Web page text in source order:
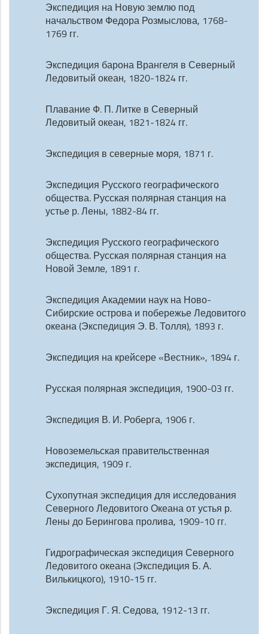
Экспедиция на Новую землю под
начальством Федора Розмыслова, 1768-
1769 гг.
Экспедиция барона Врангеля в Северный
Ледовитый океан, 1820-1824 гг.
Плавание Ф. П. Литке в Северный
Ледовитый океан, 1821-1824 гг.
Экспедиция в северные моря, 1871 г.
Экспедиция Русского географического
общества. Русская полярная станция на
устье р. Лены, 1882-84 гг.
Экспедиция Русского географического
общества. Русская полярная станция на
Новой Земле, 1891 г.
Экспедиция Академии наук на Ново-
Сибирские острова и побережье Ледовитого
океана (Экспедиция Э. В. Толля), 1893 г.
Экспедиция на крейсере «Вестник», 1894 г.
Русская полярная экспедиция, 1900-03 гг.
Экспедиция В. И. Роберга, 1906 г.
Новоземельская правительственная
экспедиция, 1909 г.
Сухопутная экспедиция для исследования
Северного Ледовитого Океана от устья р.
Лены до Берингова пролива, 1909-10 гг.
Гидрографическая экспедиция Северного
Ледовитого океана (Экспедиция Б. А.
Вилькицкого), 1910-15 гг.
Экспедиция Г. Я. Седова, 1912-13 гг.